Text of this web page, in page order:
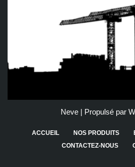
Neve | Propulsé par
ACCUEIL NOS PRODUITS
CONTACTEZ-NOUS